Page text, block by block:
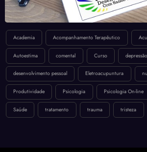
Academia Acompanhamento Terapêutico
Autoestima comental Curso depressão
desenvolvimento pessoal Eletroacupuntura
Produtividade Psicologia Psicologia On-line
Saúde tratamento trauma tristeza